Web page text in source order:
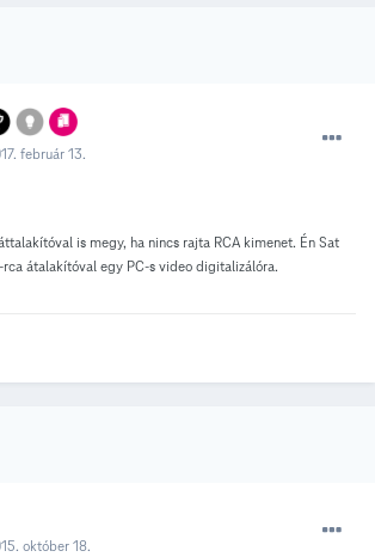
február 13.
is megy, ha nincs rajta RCA kimenet. Én Sat
átalakítóval egy PC-s video digitalizálóra.
október 18.